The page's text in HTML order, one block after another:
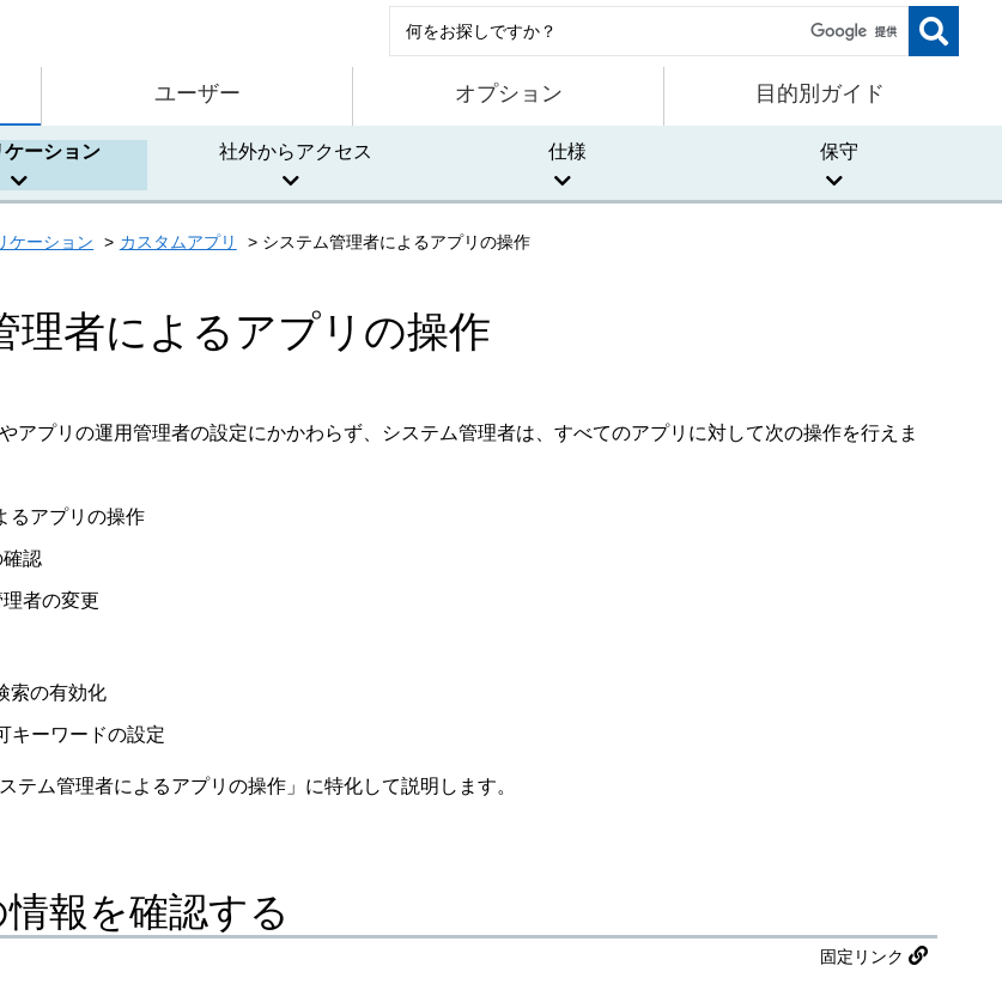
ユーザー オプション 目的別ガイド
ケーション 社外からアクセス 仕様 保守
ケーション カスタムアプリ システム管理者によるアプリの操作
理者によるアプリの操作
アプリの運用管理者の設定にかかわらず、システム管理者は、すべてのアプリに対して次の操作を行えま
るアプリの操作
確認
者の変更
索の有効化
キーワードの設定
テム管理者によるアプリの操作」に特化して説明します。
報を確認する
固定リンク